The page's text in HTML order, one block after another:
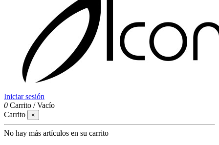
Iniciar sesión
0 Carrito /Vacío
Carrito
×
No hay más artículos en su carrito